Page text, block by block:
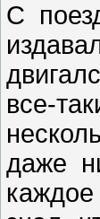
С
все-
даже